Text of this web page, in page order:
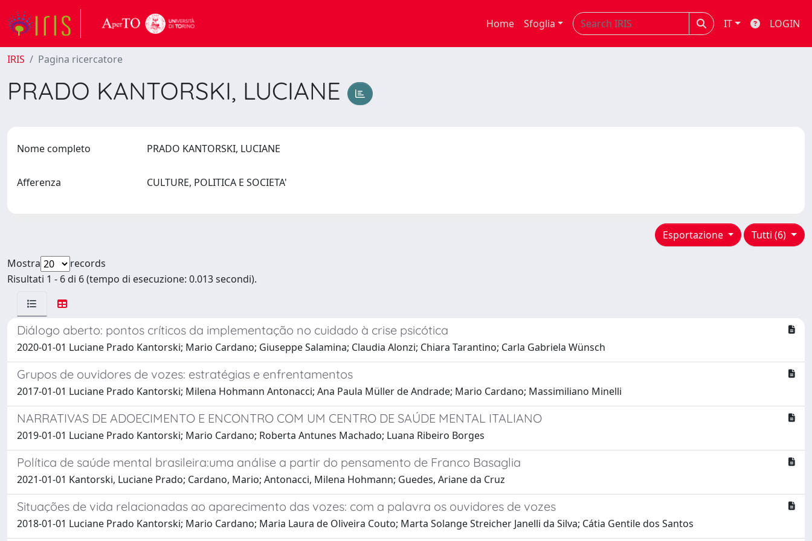
Home Sfoglia IT LOGIN
IRIS Pagina ricercatore
PRADO KANTORSKI, LUCIANE
Nome completo PRADO KANTORSKI, LUCIANE
Afferenza CULTURE, POLITICA E SOCIETA'
Tutti (6)
Esportazione
Mostra
records
Risultati 1 - 6 di 6 (tempo di esecuzione: 0.013 secondi).
Diálogo aberto: pontos críticos da implementação no cuidado à crise psicótica
2020-01-01 Luciane Prado Kantorski; Mario Cardano; Giuseppe Salamina; Claudia Alonzi; Chiara Tarantino; Carla Gabriela Wünsch
Grupos de ouvidores de vozes: estratégias e enfrentamentos
2017-01-01 Luciane Prado Kantorski; Milena Hohmann Antonacci; Ana Paula Müller de Andrade; Mario Cardano; Massimiliano Minelli
NARRATIVAS DE ADOECIMENTO E ENCONTRO COM UM CENTRO DE SAÚDE MENTAL ITALIANO
2019-01-01 Luciane Prado Kantorski; Mario Cardano; Roberta Antunes Machado; Luana Ribeiro Borges
Política de saúde mental brasileira:uma análise a partir do pensamento de Franco Basaglia
2021-01-01 Kantorski, Luciane Prado; Cardano, Mario; Antonacci, Milena Hohmann; Guedes, Ariane da Cruz
Situações de vida relacionadas ao aparecimento das vozes: com a palavra os ouvidores de vozes
2018-01-01 Luciane Prado Kantorski; Mario Cardano; Maria Laura de Oliveira Couto; Marta Solange Streicher Janelli da Silva; Cátia Gentile dos Santos